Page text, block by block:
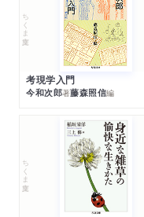
ちくま文庫
考現学入門
今和次郎著藤森照信編
ちくま文庫